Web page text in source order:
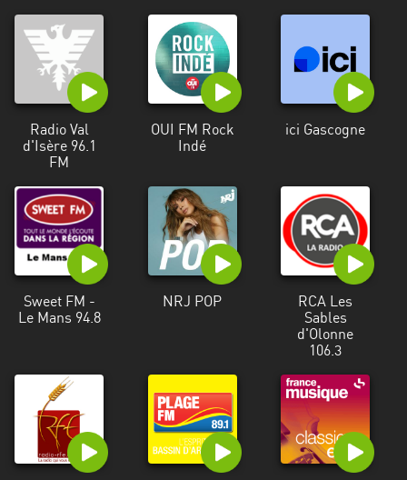
Radio Val
d'Isère 96.1
FM
OUI FM Rock
Indé
ici Gascogne
Sweet FM -
Le Mans 94.8
NRJ POP
RCA Les
Sables
d'Olonne
106.3